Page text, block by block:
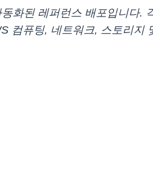
화된 레퍼런스 배포입니다.
컴퓨팅, 네트워크, 스토리